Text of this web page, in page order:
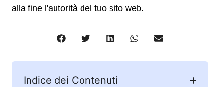
alla fine l'autorità del tuo sito web.
Indice dei Contenuti